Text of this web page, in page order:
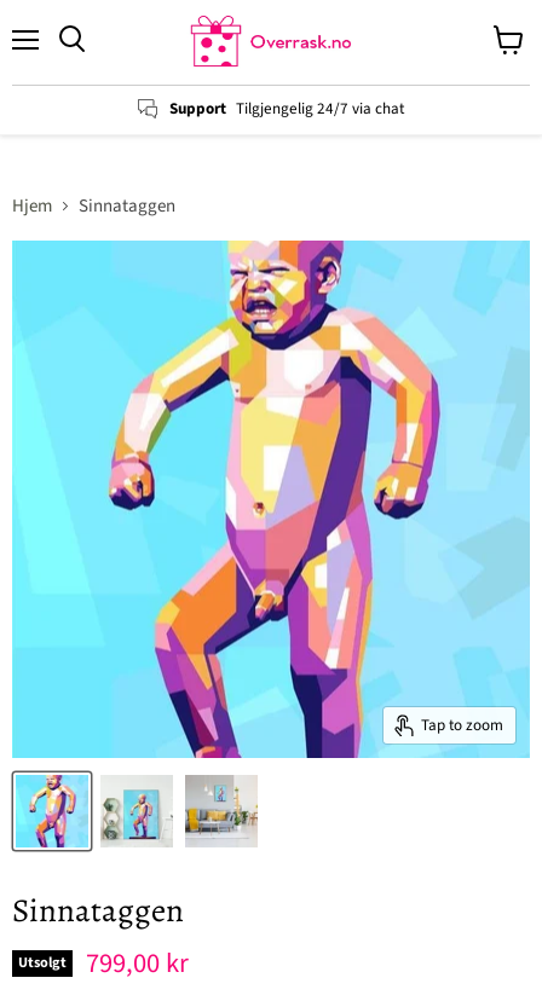
Support Tilgjengelig 24/7 via chat
cart
Hjem Sinnataggen
Tap to zoom
Sinnataggen
Utsolgt Nåværende pris
799,00 kr